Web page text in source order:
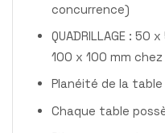
concurrence)
QUADRILLAGE : 50
100 x 100 mm
Planéité de la table
Chaque table